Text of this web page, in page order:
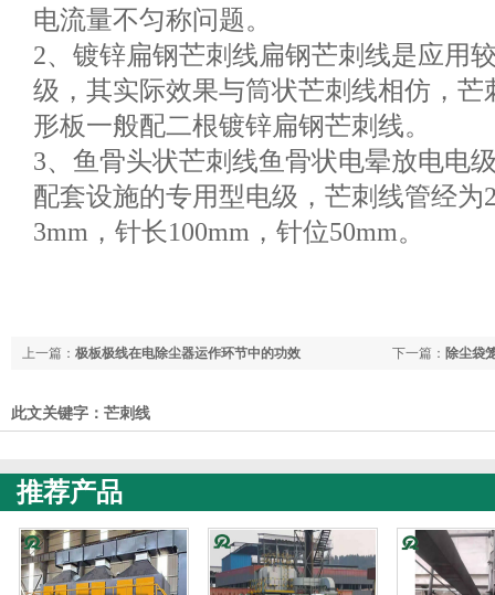
电流量不匀称问题。
2、镀锌扁钢芒刺线扁钢芒刺线是应用
级，其实际效果与筒状芒刺线相仿，芒
形板一般配二根镀锌扁钢芒刺线。
3、鱼骨头状芒刺线鱼骨状电晕放电电
配套设施的专用型电级，芒刺线管经为
3mm，针长100mm，针位50mm。
下一篇： 除尘袋
上一篇： 极板极线在电除尘器运作环节中的功效
此文关键字：芒刺线
推荐产品